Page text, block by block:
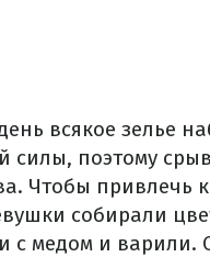
всякое зелье
силы, поэтому
Чтобы привлечь к
собирали
с медом и варили.